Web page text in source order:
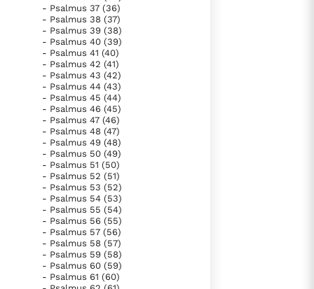
- Psalmus 37 (36)
- Psalmus 38 (37)
- Psalmus 39 (38)
- Psalmus 40 (39)
- Psalmus 41 (40)
- Psalmus 42 (41)
- Psalmus 43 (42)
- Psalmus 44 (43)
- Psalmus 45 (44)
- Psalmus 46 (45)
- Psalmus 47 (46)
- Psalmus 48 (47)
- Psalmus 49 (48)
- Psalmus 50 (49)
- Psalmus 51 (50)
- Psalmus 52 (51)
- Psalmus 53 (52)
- Psalmus 54 (53)
- Psalmus 55 (54)
- Psalmus 56 (55)
- Psalmus 57 (56)
- Psalmus 58 (57)
- Psalmus 59 (58)
- Psalmus 60 (59)
- Psalmus 61 (60)